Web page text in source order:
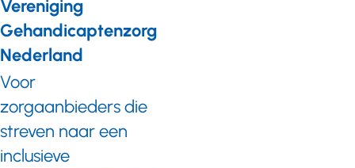
Vereniging
Gehandicaptenzorg
Nederland
Voor
zorgaanbieders die
streven naar een
inclusieve